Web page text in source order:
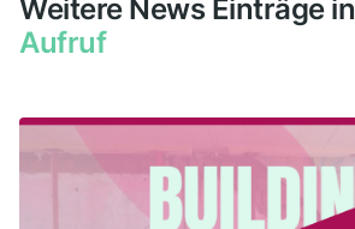
Weitere News Einträge in
Aufruf